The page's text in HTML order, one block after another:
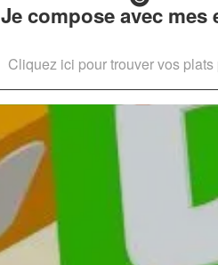
Je compose avec mes
Cliquez ici pour trouver vos plats